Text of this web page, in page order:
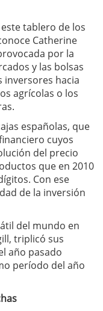
tablero de los
Catherine
por la
y las bolsas
inversores hacia
agrícolas o los
españolas, que
cuyos
del precio
que en 2010
Con ese
de la inversión
del mundo en
triplicó sus
año pasado
período del año